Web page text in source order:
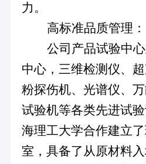
力。
高标准品质管理：
公司产品试验中
中心，三维检测仪、
粉探伤机、光谱仪、
试验机等各类先进试
海理工大学合作建立
室，具备了从原材料